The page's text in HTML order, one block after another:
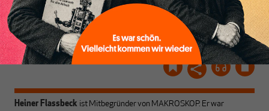
werdenden Leitplanken
des Denkens aus.
Heiner Flassbeck ist Mitbegründer von MAKROSKOP. Er war